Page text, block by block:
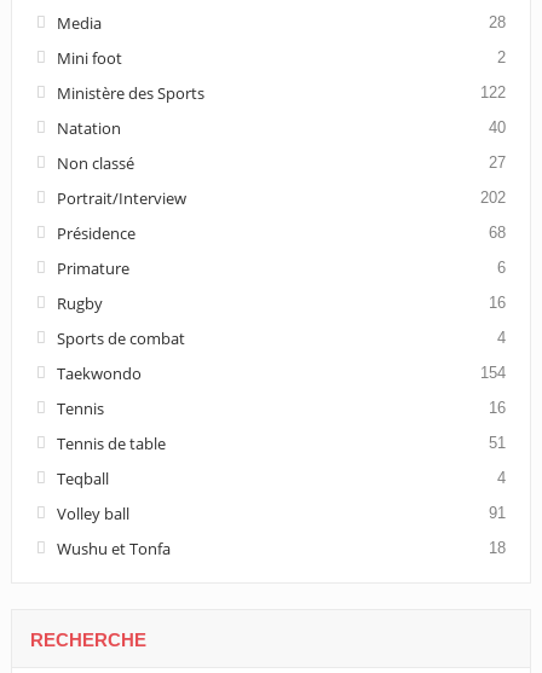
Media 28
Mini foot 2
Ministère des Sports 122
Natation 40
Non classé 27
Portrait/Interview 202
Présidence 68
Primature 6
Rugby 16
Sports de combat 4
Taekwondo 154
Tennis 16
Tennis de table 51
Teqball 4
Volley ball 91
Wushu et Tonfa 18
RECHERCHE